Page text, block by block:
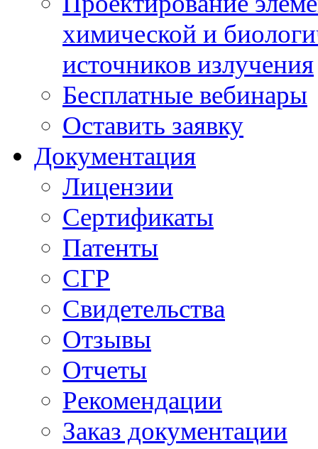
химической и
источников излучения
Бесплатные вебинары
Оставить заявку
Документация
Лицензии
Сертификаты
Патенты
СГР
Свидетельства
Отзывы
Отчеты
Рекомендации
Заказ документации